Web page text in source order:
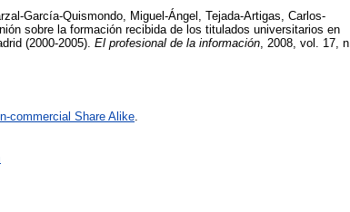
García-Quismondo, Miguel-Ángel
Tejada-Artigas, Carlos-
sobre la formación recibida de los titulados universitarios en
(2000-2005). El profesional de la información , 2008, vol. 17, n.
commercial Share Alike